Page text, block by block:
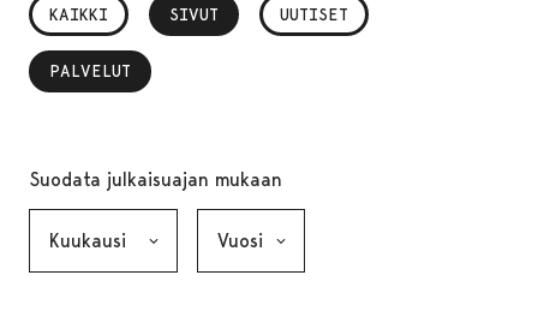
KAIKKI SIVUT
, VALITTU UUTISET
PALVELUT
, VALITTU
Suodata julkaisuajan mukaan